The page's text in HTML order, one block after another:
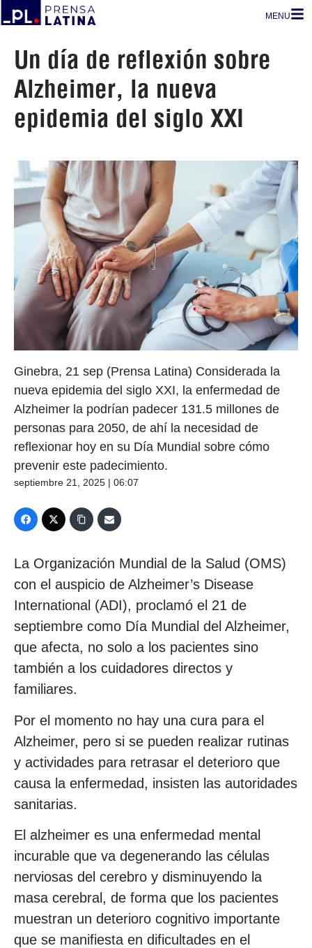
MENU
Un día de reflexión sobre
Alzheimer, la nueva
epidemia del siglo XXI
Ginebra, 21 sep (Prensa Latina) Considerada la
nueva epidemia del siglo XXI, la enfermedad de
Alzheimer la podrían padecer 131.5 millones de
personas para 2050, de ahí la necesidad de
reflexionar hoy en su Día Mundial sobre cómo
prevenir este padecimiento.
septiembre 21, 2025 | 06:07
La Organización Mundial de la Salud (OMS)
con el auspicio de Alzheimer’s Disease
International (ADI), proclamó el 21 de
septiembre como Día Mundial del Alzheimer,
que afecta, no solo a los pacientes sino
también a los cuidadores directos y
familiares.
Por el momento no hay una cura para el
Alzheimer, pero si se pueden realizar rutinas
y actividades para retrasar el deterioro que
causa la enfermedad, insisten las autoridades
sanitarias.
El alzheimer es una enfermedad mental
incurable que va degenerando las células
nerviosas del cerebro y disminuyendo la
masa cerebral, de forma que los pacientes
muestran un deterioro cognitivo importante
que se manifiesta en dificultades en el